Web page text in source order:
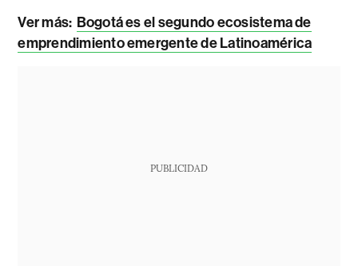
Ver más: Bogotá es el segundo ecosistema de
emprendimiento emergente de Latinoamérica
PUBLICIDAD